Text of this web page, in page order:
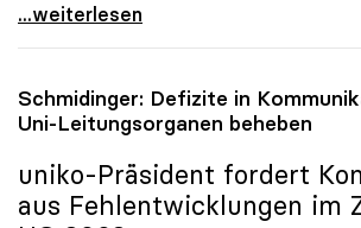
Ö1-Hörsaal: Bisher 130 Ideen zum
...weiterlesen
Schmidinger: Defizite in
Uni-Leitungsorganen beheben
uniko-Präsident fordert
aus Fehlentwicklungen im